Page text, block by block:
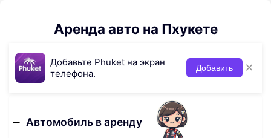
Аренда авто на Пхукете
Добавьте Phuket на экран
телефона.
Добавить ×
Автомобиль в аренду